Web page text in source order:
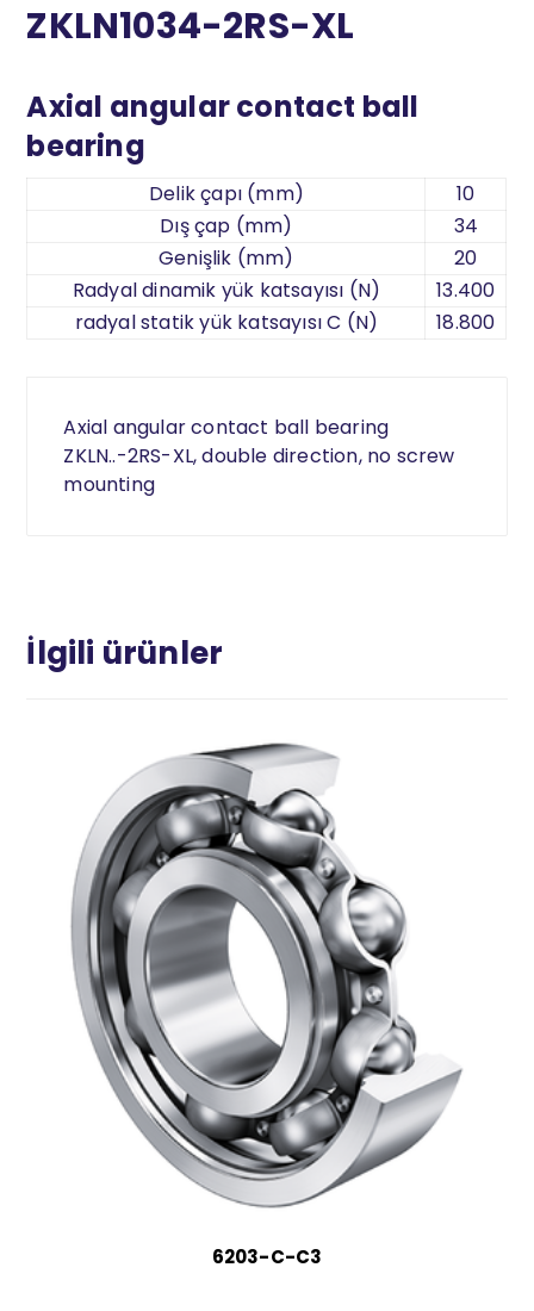
ZKLN1034-2RS-XL
Axial angular contact ball
bearing
Delik çapı (mm)
10
Dış çap (mm)
34
Genişlik (mm)
20
Radyal dinamik yük katsayısı (N)
13.400
radyal statik yük katsayısı C (N)
18.800
Axial angular contact ball bearing
ZKLN..-2RS-XL, double direction, no screw
mounting
İlgili ürünler
6203-C-C3